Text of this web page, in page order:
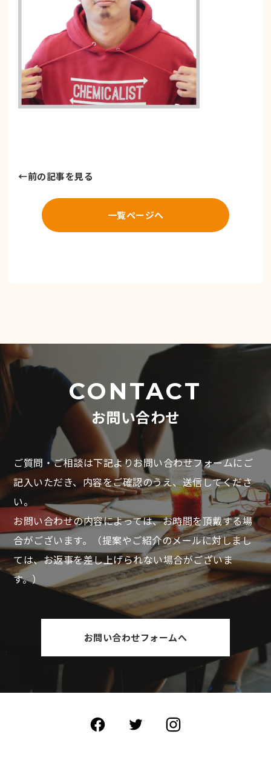
←前の記事を見る
一覧ページへ
CONTACT
お問い合わせ
ご質問・ご相談は下記よりお問い合わせフォームにご
記入いただき、内容をご確認のうえ、送信してくださ
い。
お問い合わせの内容によっては、お時間を頂戴する場
合がございます。
（提案やご紹介のメールに対しまし
ては、お返事を差し上げられない場合がございま
す。）
お問い合わせフォームへ